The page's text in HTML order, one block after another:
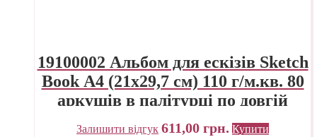
19100002 Альбом для ескізів Sketch
Book А4 (21х29,7 см) 110 г/м.кв. 80
аркушів в палітурці по довгій
стороні Fabriano Італія
Залишити відгук 611,00 грн. Купити